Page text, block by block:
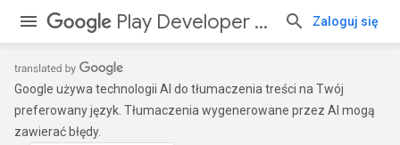
Play Developer API Zaloguj się
Google używa technologii AI do tłumaczenia treści na Twój
preferowany język. Tłumaczenia wygenerowane przez AI mogą
zawierać błędy.